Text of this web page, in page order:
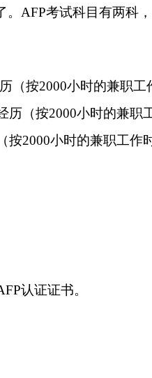
AFP考试科目有两科
按2000小时的兼职工
历（按2000小时的兼职
按2000小时的兼职工作
认证证书。